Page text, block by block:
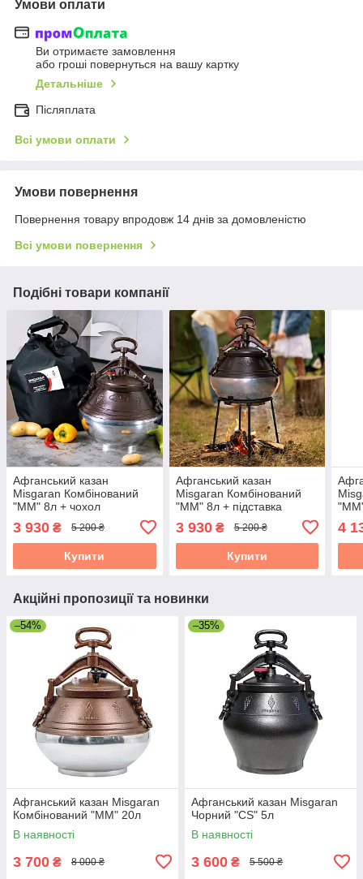
Умови оплати
Ви отримаєте замовлення
або гроші повернуться на вашу картку
Детальніше
Післяплата
Всі умови оплати
Умови повернення
Повернення товару впродовж 14 днів за домовленістю
Всі умови повернення
Подібні товари компанії
Афганський казан
Misgaran Комбінований
"ММ" 8л + чохол
3 930 ₴ 5 200 ₴
Купити
Афганський казан
Misgaran Комбінований
"ММ" 8л + підставка
3 930₴ 5 200 ₴
Купити
"ММ"
4
Акційні пропозиції та новинки
–54%
Афганський казан Misgaran
Комбінований "ММ" 20л
В наявності
3 700 ₴ 8 000 ₴
–35%
Афганський казан Misgaran
Чорний "CS" 5л
В наявності
3 600 ₴ 5 500 ₴